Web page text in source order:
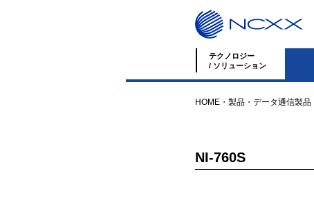
テクノロジー
/ ソリューション
HOME ・ 製品 ・ データ通信製品
NI-760S